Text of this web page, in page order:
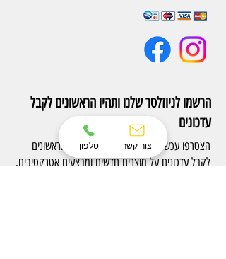
הרשמו לניוזלטר שלנו ותהיו הראשונים לקבל
עדכונים
הצטרפו עכשיו לניוזלטר של Eterno והיו הראשונים
לקבל עדכונים על מוצרים חדשים ומבצעים אטרקטיבים.
טלפון צור קשר